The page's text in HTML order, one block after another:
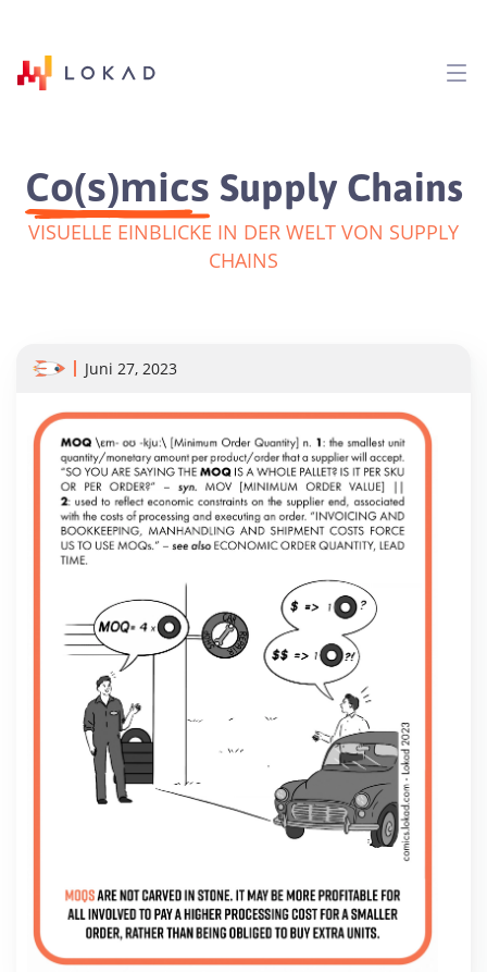
Co(s)mics Supply Chains
VISUELLE EINBLICKE IN DER WELT VON SUPPLY
CHAINS
Juni 27, 2023